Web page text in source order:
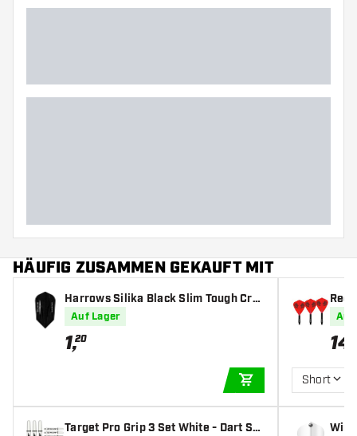
HÄUFIG ZUSAMMEN GEKAUFT MIT
Harrows Silika Black Slim Tough Cry
stalline Coated - Dart Flights
Auf Lager
1,20
IN DEN
Target Pro Grip 3 Set White - Dart Sh
Red
Auf
14
Short